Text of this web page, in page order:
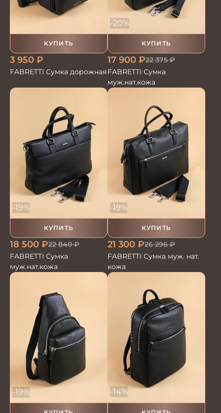
КУПИТЬ
3 950 ₽
FABRETTI Сумка дорожная
КУПИТЬ
-20%
17 900 ₽22 375₽
FABRETTI Сумка
муж.нат.кожа
КУПИТЬ
-19%
18 500 ₽22 840₽
FABRETTI Сумка
муж.нат.кожа
КУПИТЬ
-19%
21 300 ₽26 296₽
FABRETTI Сумка муж. нат.
кожа
-19% -14%